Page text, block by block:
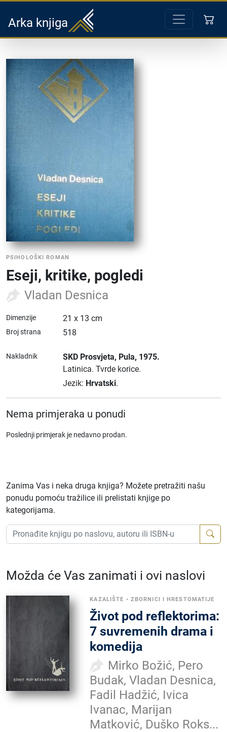
Arka knjiga
PSIHOLOŠKI ROMAN
Eseji, kritike, pogledi
Vladan Desnica
Dimenzije 21 x 13 cm
Broj strana 518
Nakladnik SKD Prosvjeta, Pula, 1975.
Latinica. Tvrde korice.
Jezik: Hrvatski.
Nema primjeraka u ponudi
Poslednji primjerak je nedavno prodan.
Zanima Vas i neka druga knjiga? Možete pretražiti našu
ponudu pomoću tražilice ili prelistati knjige po
kategorijama.
Možda će Vas zanimati i ovi naslovi
KAZALIŠTE • ZBORNICI I HRESTOMATIJE
Život pod reflektorima:
7 suvremenih drama i
komedija
Mirko Božić, Pero
Budak, Vladan Desnica,
Fadil Hadžić, Ivica
Ivanac, Marijan
Matković, Duško Roks...